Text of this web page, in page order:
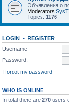
Объявления о
Moderators:
Topics: 1176
LOGIN • REGISTER
Username:
Password:
I forgot my password
WHO IS ONLINE
In total there are 270 users